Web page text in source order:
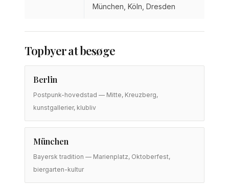
München, Köln, Dresden
Topbyer at besøge
Berlin
Postpunk-hovedstad — Mitte, Kreuzberg,
kunstgallerier, klubliv
München
Bayersk tradition — Marienplatz, Oktoberfest,
biergarten-kultur